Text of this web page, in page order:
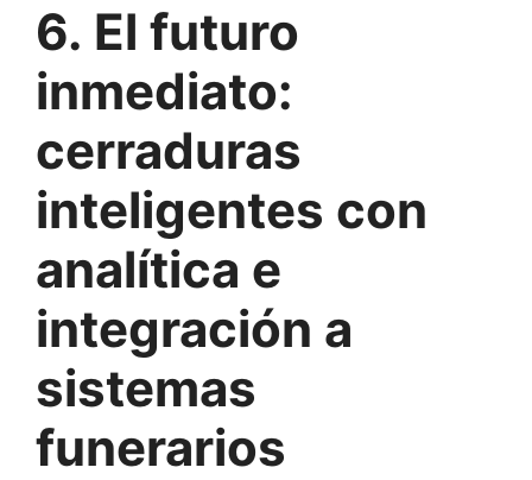
6. El futuro
inmediato:
cerraduras
inteligentes con
analítica e
integración a
sistemas
funerarios